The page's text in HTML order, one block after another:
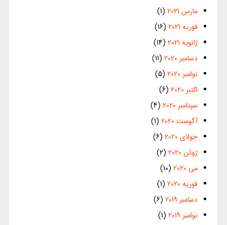
مارس 2021
(1)
فوریه 2021
(16)
ژانویه 2021
(14)
دسامبر 2020
(11)
نوامبر 2020
(5)
اکتبر 2020
(6)
سپتامبر 2020
(4)
آگوست 2020
(1)
جولای 2020
(6)
ژوئن 2020
(2)
می 2020
(10)
فوریه 2020
(1)
دسامبر 2019
(6)
نوامبر 2019
(1)